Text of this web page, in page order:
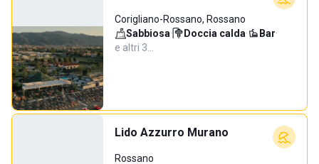
Corigliano-Rossano, Rossano
Sabbiosa· Doccia calda· Bar·
e altri 3…
Lido Azzurro Murano
Rossano